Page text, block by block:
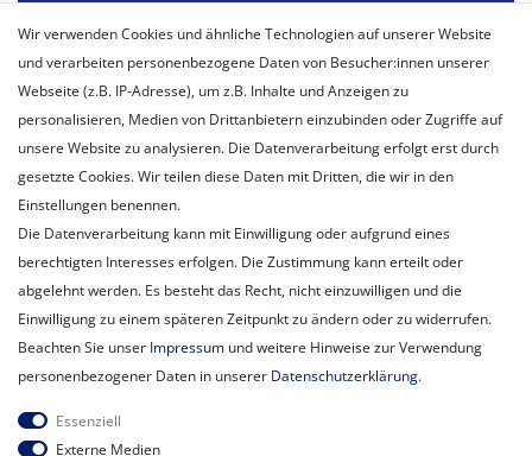
Mein Konto
Registrieren
Login
Unternehmen
Newsletter
Newsletter
Honig
Wir verwenden Cookies und ähnliche Technologien auf unserer Website
und verarbeiten personenbezogene Daten von Besucher:innen unserer
Webseite (z.B. IP-Adresse), um z.B. Inhalte und Anzeigen zu
personalisieren, Medien von Drittanbietern einzubinden oder Zugriffe auf
unsere Website zu analysieren. Die Datenverarbeitung erfolgt erst durch
gesetzte Cookies. Wir teilen diese Daten mit Dritten, die wir in den
Einstellungen benennen.
Die Datenverarbeitung kann mit Einwilligung oder aufgrund eines
berechtigten Interesses erfolgen. Die Zustimmung kann erteilt oder
abgelehnt werden. Es besteht das Recht, nicht einzuwilligen und die
Einwilligung zu einem späteren Zeitpunkt zu ändern oder zu widerrufen.
Beachten Sie unser Impressum und weitere Hinweise zur Verwendung
personenbezogener Daten in unserer Daten­schutz­erklärung.
Essenziell
Externe Medien